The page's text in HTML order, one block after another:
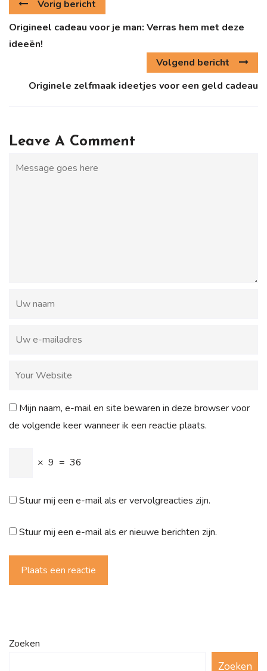
Vorig bericht
Origineel cadeau voor je man: Verras hem met deze
ideeën!
Volgend bericht
Originele zelfmaak ideetjes voor een geld cadeau
Leave A Comment
Mijn naam, e-mail en site bewaren in deze browser voor
de volgende keer wanneer ik een reactie plaats.
× 9 = 36
Stuur mij een e-mail als er vervolgreacties zijn.
Stuur mij een e-mail als er nieuwe berichten zijn.
Plaats een reactie
Zoeken
Zoeken